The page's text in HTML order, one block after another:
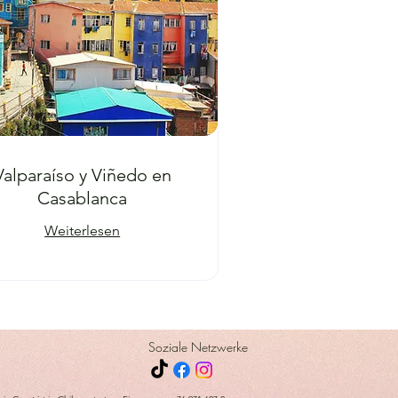
y Viñedo en
Casablanca
Weiterlesen
Soziale Netzwerke